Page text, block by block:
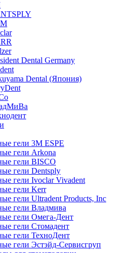
Dental Germany
Dental (Япония)
гели 3М ESPE
гели Arkona
гели BISCO
гели Dentsply
гели Ivoclar Vivadent
гели Kerr
гели Ultradent Products, Inc
гели Владмива
гели Омега-Дент
гели Стомадент
гели ТехноДент
гели Эстэйд-Сервисгруп